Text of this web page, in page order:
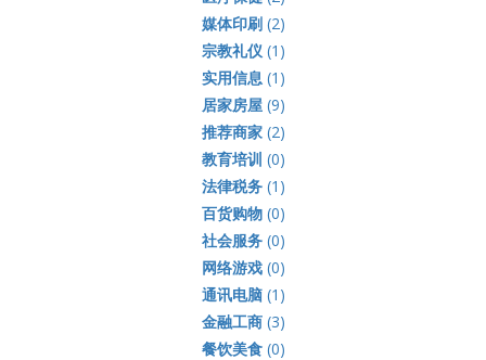
媒体印刷(2)
宗教礼仪(1)
实用信息 (1)
居家房屋(9)
推荐商家(2)
教育培训 (0)
法律税务(1)
百货购物(0)
社会服务(0)
网络游戏(0)
通讯电脑(1)
金融工商(3)
餐饮美食(0)